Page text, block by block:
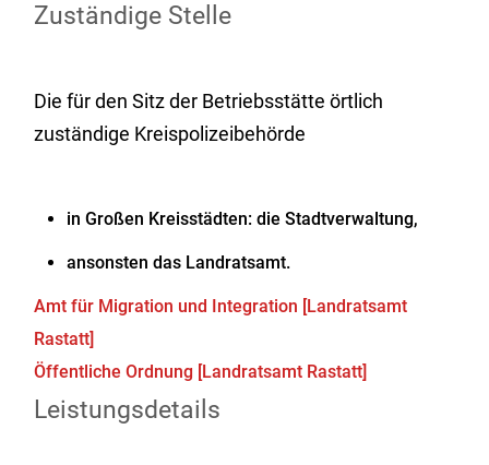
Zuständige Stelle
Die für den Sitz der Betriebsstätte örtlich
zuständige Kreispolizeibehörde
in Großen Kreisstädten: die Stadtverwaltung,
ansonsten das Landratsamt.
Amt für Migration und Integration [Landratsamt
Rastatt]
Öffentliche Ordnung [Landratsamt Rastatt]
Leistungsdetails